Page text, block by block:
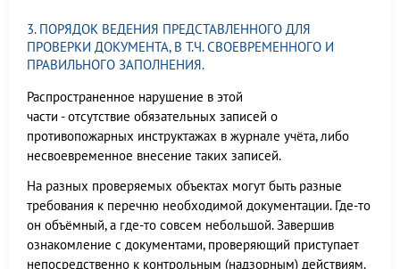
3. ПОРЯДОК ВЕДЕНИЯ ПРЕДСТАВЛЕННОГО ДЛЯ
ПРОВЕРКИ ДОКУМЕНТА, В Т.Ч. СВОЕВРЕМЕННОГО И
ПРАВИЛЬНОГО ЗАПОЛНЕНИЯ.
Распространенное нарушение в этой
части - отсутствие обязательных записей о
противопожарных инструктажах в журнале учёта, либо
несвоевременное внесение таких записей.
На разных проверяемых объектах могут быть разные
требования к перечню необходимой документации. Где-то
он объёмный, а где-то совсем небольшой. Завершив
ознакомление с документами, проверяющий приступает
непосредственно к контрольным (надзорным) действиям.